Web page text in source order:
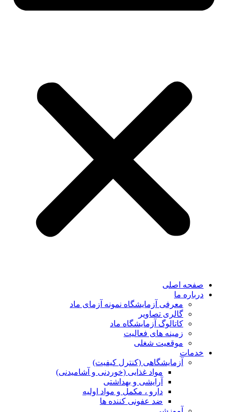
صفحه اصلی
درباره ما
معرفی آزمایشگاه نمونه آزمای ماد
گالری تصاویر
کاتالوگ آزمایشگاه ماد
زمینه های فعالیت
موقعیت شغلی
خدمات
آزمایشگاهی (کنترل کیفیت)
مواد غذایی (خوردنی و آشامیدنی)
آرایشی و بهداشتی
دارو ، مکمل و مواد اولیه
ضد عفونی کننده ها